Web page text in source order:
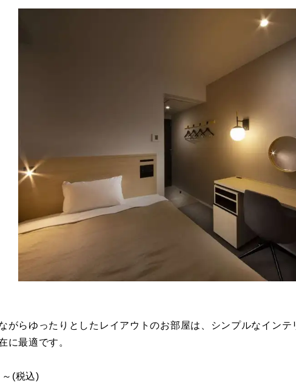
がらゆったりとしたレイアウトのお部屋は、シンプルなイン
に最適です。
(税込)